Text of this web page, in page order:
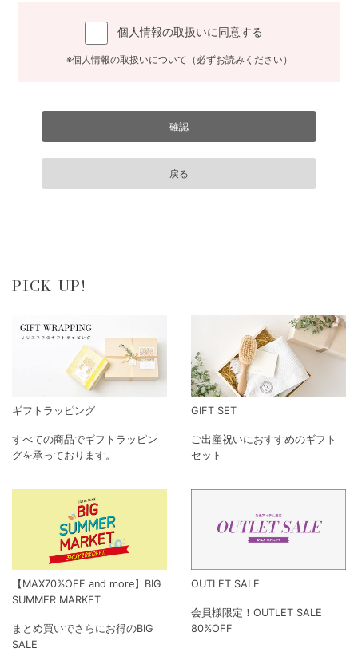
個人情報の取扱いに同意する
※個人情報の取扱いについて（必ずお読みください）
PICK-UP!
ギフトラッピング
すべての商品でギフトラッピン
グを承っております。
GIFT SET
ご出産祝いにおすすめのギフト
セット
【MAX70%OFF and more】BIG
SUMMER MARKET
まとめ買いでさらにお得のBIG
SALE
OUTLET SALE
会員様限定！OUTLET SALE
80%OFF